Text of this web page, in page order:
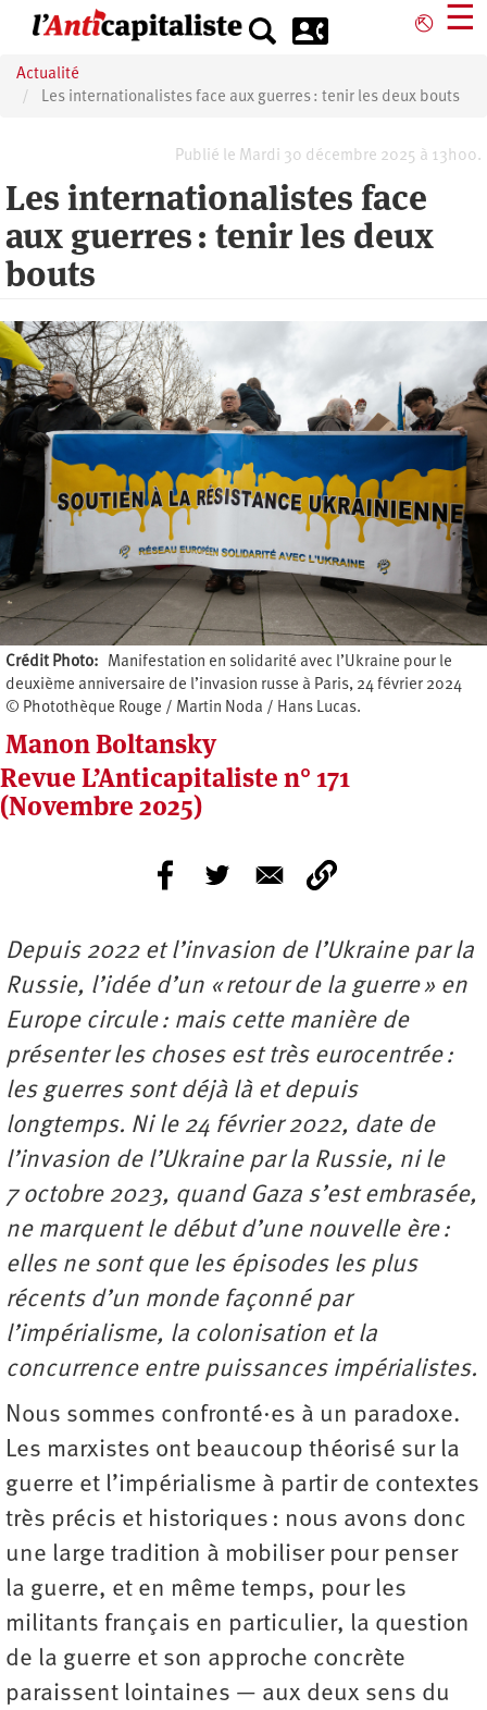
principal
⎋ ☰
Actualité
Les internationalistes face aux guerres : tenir les deux bouts
Publié le Mardi 30 décembre 2025 à 13h00.
Les internationalistes face
aux guerres : tenir les deux
bouts
Crédit Photo
Manifestation en solidarité avec l’Ukraine pour le
deuxième anniversaire de l’invasion russe à Paris, 24 février 2024
© Photothèque Rouge / Martin Noda / Hans Lucas.
Manon Boltansky
Revue L’Anticapitaliste n° 171
(Novembre 2025)
Depuis 2022 et l’invasion de l’Ukraine par la
Russie, l’idée d’un « retour de la guerre » en
Europe circule : mais cette manière de
présenter les choses est très eurocentrée :
les guerres sont déjà là et depuis
longtemps. Ni le 24 février 2022, date de
l’invasion de l’Ukraine par la Russie, ni le
7 octobre 2023, quand Gaza s’est embrasée,
ne marquent le début d’une nouvelle ère :
elles ne sont que les épisodes les plus
récents d’un monde façonné par
l’impérialisme, la colonisation et la
concurrence entre puissances impérialistes.
Nous sommes confronté·es à un paradoxe.
Les marxistes ont beaucoup théorisé sur la
guerre et l’impérialisme à partir de contextes
très précis et historiques : nous avons donc
une large tradition à mobiliser pour penser
la guerre, et en même temps, pour les
militants français en particulier, la question
de la guerre et son approche concrète
paraissent lointaines — aux deux sens du